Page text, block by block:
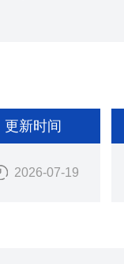
更新时间
2026-07-19